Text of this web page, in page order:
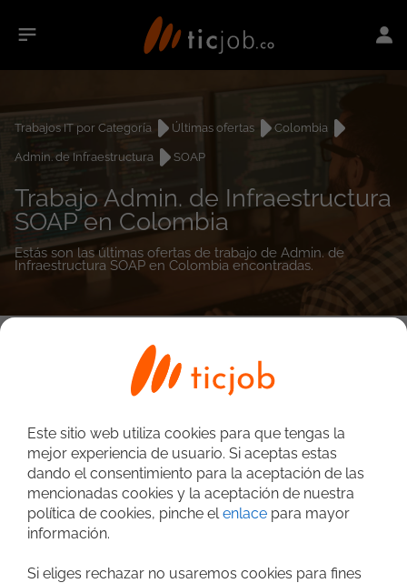
Trabajos IT por Categoría Últimas ofertas
Colombia
Admin. de Infraestructura
SOAP
Trabajo Admin. de Infraestructura
SOAP en Colombia
Estás son las últimas ofertas de trabajo de Admin. de
Infraestructura SOAP en Colombia encontradas.
empleos encontrados
Este sitio web utiliza cookies para que tengas la
mejor experiencia de usuario. Si aceptas estas
dando el consentimiento para la aceptación de las
mencionadas cookies y la aceptación de nuestra
política de cookies, pinche elenlace para mayor
información.
Si eliges rechazar no usaremos cookies para fines